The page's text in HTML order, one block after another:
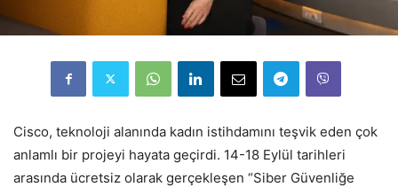
Cisco, teknoloji alanında kadın istihdamını teşvik eden çok
anlamlı bir projeyi hayata geçirdi. 14-18 Eylül tarihleri
arasında ücretsiz olarak gerçekleşen “Siber Güvenliğe